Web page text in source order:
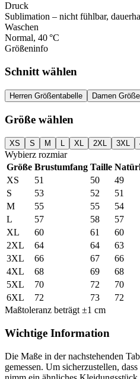
Druck
Sublimation – nicht fühlbar,
Waschen
Normal, 40 °C
Größeninfo
Schnitt wählen
Herren Größentabelle Damen
Größe wählen
XS S M L XL 2XL 3XL
Wybierz rozmiar
Größe Brustumfang Taille
XS
51 50 49
S
53 52 51
M
55 55 54
L
57 58 57
XL
60 61 60
2XL
64 64 63
3XL
66 67 66
4XL
68 69 68
5XL
70 72 70
6XL
72 73 72
Maßtoleranz beträgt ±1 cm
Wichtige Information
Die Maße in der nachstehenden
gemessen. Um sicherzustellen,